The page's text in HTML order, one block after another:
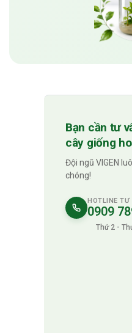
Bạn cần tư
cây giống
Đội ngũ VIGEN
chóng!
HOTLINE TƯ
0909
Thứ 2 -